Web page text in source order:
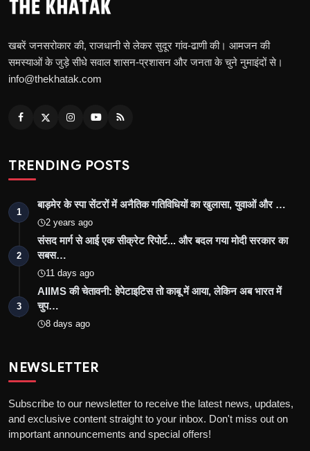
खबरें जनसरोकार की, राजधानी से लेकर सुदूर गांव-ढाणी की। आमजन की
समस्याओं के जुड़े सीधे सवाल शासन-प्रशासन और जनता के चुने नुमाइंदों से।
info@thekhatak.com
TRENDING POSTS
1
बाड़मेर के स्पा सेंटरों में अनैतिक गतिविधियों का खुलासा, युवाओं और …
2 years ago
2
संसद मार्ग से आई एक सीक्रेट रिपोर्ट... और बदल गया मोदी सरकार का
सबस…
11 days ago
3
AIIMS की चेतावनी: हेपेटाइटिस तो काबू में आया, लेकिन अब भारत में
चुप…
8 days ago
NEWSLETTER
Subscribe to our newsletter to receive the latest news, updates,
and exclusive content straight to your inbox. Don't miss out on
important announcements and special offers!